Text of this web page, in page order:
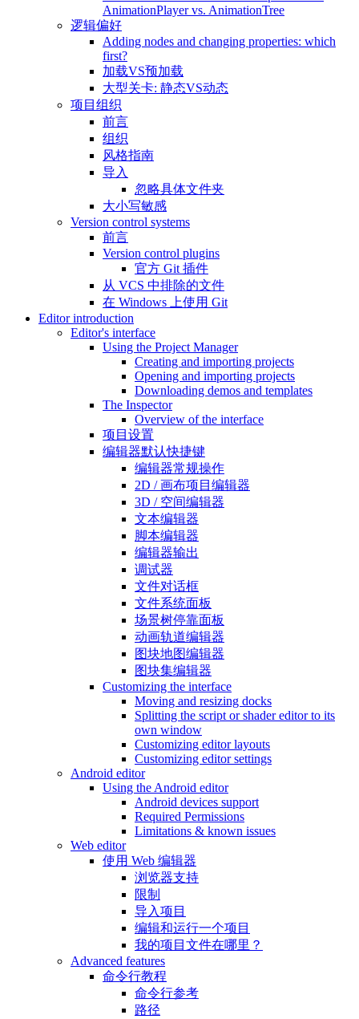
AnimationPlayer vs. AnimationTree
逻辑偏好
Adding nodes and changing properties: which
first?
加载VS预加载
大型关卡: 静态VS动态
项目组织
前言
组织
风格指南
导入
忽略具体文件夹
大小写敏感
Version control systems
前言
Version control plugins
官方 Git 插件
从 VCS 中排除的文件
在 Windows 上使用 Git
Editor introduction
Editor's interface
Using the Project Manager
Creating and importing projects
Opening and importing projects
Downloading demos and templates
The Inspector
Overview of the interface
项目设置
编辑器默认快捷键
编辑器常规操作
2D / 画布项目编辑器
3D / 空间编辑器
文本编辑器
脚本编辑器
编辑器输出
调试器
文件对话框
文件系统面板
场景树停靠面板
动画轨道编辑器
图块地图编辑器
图块集编辑器
Customizing the interface
Moving and resizing docks
Splitting the script or shader editor to its
own window
Customizing editor layouts
Customizing editor settings
Android editor
Using the Android editor
Android devices support
Required Permissions
Limitations & known issues
Web editor
使用 Web 编辑器
浏览器支持
限制
导入项目
编辑和运行一个项目
我的项目文件在哪里？
Advanced features
命令行教程
命令行参考
路径